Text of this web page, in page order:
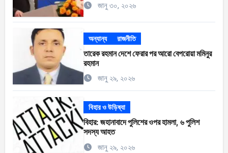
জানু ৩০, ২০২৬
অন্যান্য রাজনীতি
তারেক রহমান দেশে ফেরার পর আরো বেপরোয়া মমিনুর
রহমান
জানু ২৯, ২০২৬
বিহার ও উড়িষ্যা
বিহার: জহানাবাদে পুলিশের ওপর হামলা, ৬ পুলিশ
সদস্য আহত
জানু ২৯, ২০২৬